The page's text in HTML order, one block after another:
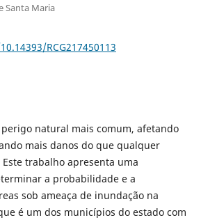
Santa Maria
RCG217450113
natural mais comum, afetando
mais danos do que qualquer
trabalho apresenta uma
a probabilidade e a
sob ameaça de inundação na
é um dos municípios do estado com